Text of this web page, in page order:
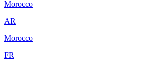
Morocco
AR
Morocco
FR